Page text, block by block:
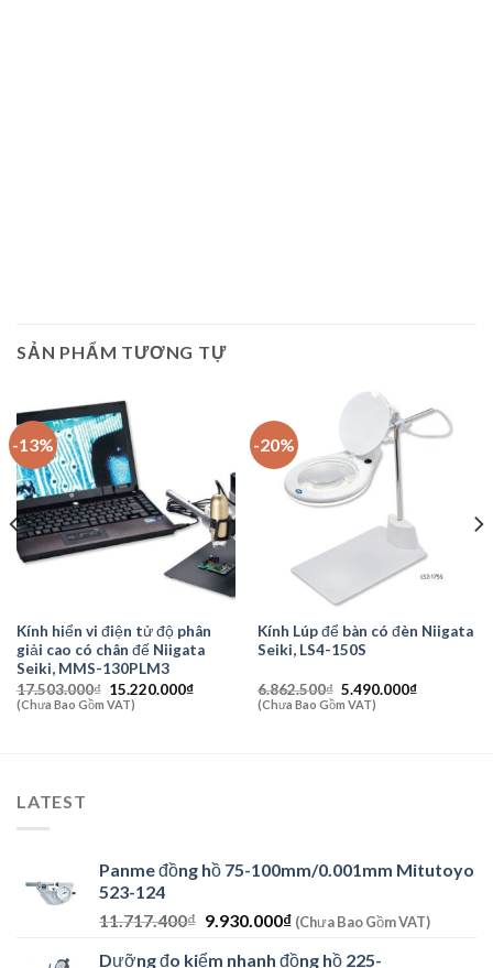
SẢN PHẨM TƯƠNG TỰ
-13%
Kính hiển vi điện tử độ phân
giải cao có chân đế Niigata
Seiki, MMS-130PLM3
17.503.000₫ Giá
gốc
15.220.000₫Giá
(Chưa Bao Gồm VAT)
-20%
Kính Lúp để bàn có đèn Niigata
Seiki, LS4-150S
6.862.500₫ Giá
gốc
5.490.000₫Giá
(Chưa Bao Gồm VAT)
LATEST
Panme đồng hồ 75-100mm/0.001mm Mitutoyo
523-124
11.717.400₫ Giá
9.930.000₫Giá
(Chưa Bao Gồm VAT)
Dưỡng đo kiểm nhanh đồng hồ 225-